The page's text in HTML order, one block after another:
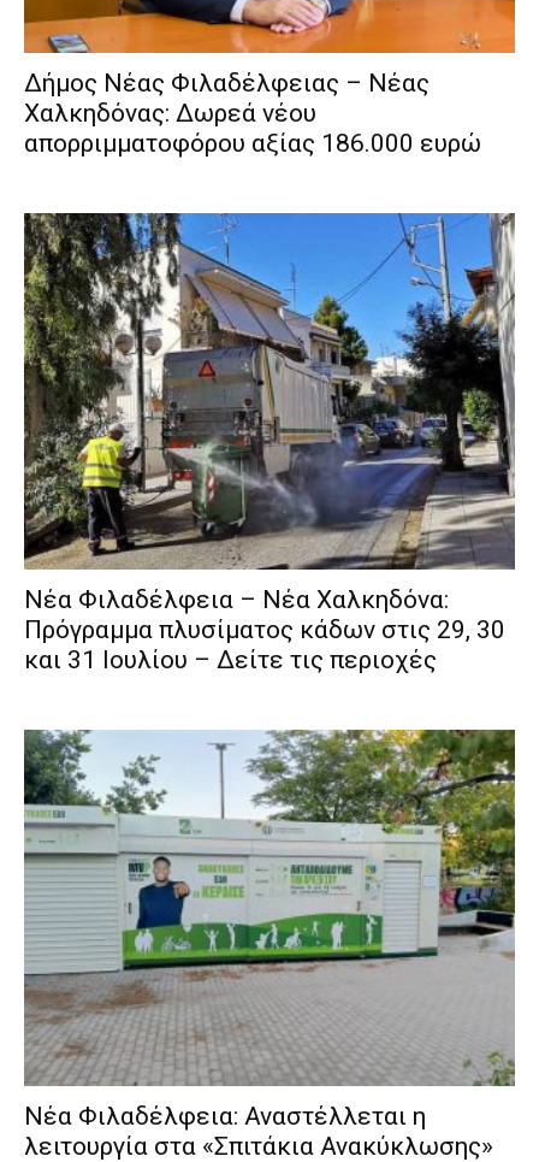
Δήμος Νέας Φιλαδέλφειας – Νέας
Χαλκηδόνας: Δωρεά νέου
απορριμματοφόρου αξίας 186.000 ευρώ
Νέα Φιλαδέλφεια – Νέα Χαλκηδόνα:
Πρόγραμμα πλυσίματος κάδων στις 29, 30
και 31 Ιουλίου – Δείτε τις περιοχές
Νέα Φιλαδέλφεια: Αναστέλλεται η
λειτουργία στα «Σπιτάκια Ανακύκλωσης»